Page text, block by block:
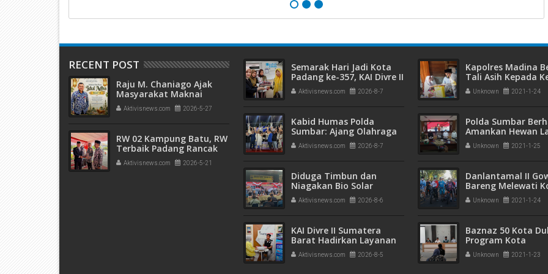
RECENT POST
Raju M. Chaniago Ajak
Masyarakat Maknai
Semangat Kurban pada
Idul Adha 1447 H
Aktivisnews.com 2026-5-27
RW 02 Kampung Batu, RW
Terbaik Padang Rancak
Award 2026
Aktivisnews.com 2026-5-21
Semarak Hari Jadi Kota
Padang ke-357, KAI Divre II
Sumbar Sapa Pelanggan
dengan Berbagi Apresiasi
Aktivisnews.com 2026-8-7
Kabid Humas Polda
Sumbar: Ajang Olahraga
Didukung Penuh Sebagai
Perekat Persaudaraan
Aktivisnews.com 2026-8-7
Diduga Timbun dan
Niagakan Bio Solar
Bersubsidi, Polisi
Amankan Pria di Koto
Disita
Aktivisnews.com 2026-8-6
KAI Divre II Sumatera
Barat Hadirkan Layanan
PPID yang Profesional,
Transparan, dan Inklusif
Aktivisnews.com 2026-8-5
Kapolres Madina
Tali Asih Kepada
Anak Penderita
Hydrancephaly Di
Unknown 2021-1-24
Polda Sumbar
Amankan Hewan
di Kediaman
ZKUnknown 2021-1-25
Danlantamal II
Bareng Melewati
Tua Padang
Unknown 2021-1-24
Baznaz 50 Kota
Program Kota
Kurban Diolah Jadi
Unknown 2021-1-23